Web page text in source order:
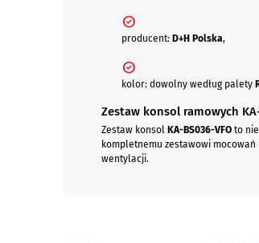
producent: D+H Polska,
kolor: dowolny według palety
Zestaw konsol ramowych
Zestaw konsol KA-BS036-VFOto
kompletnemu zestawowi
wentylacji.